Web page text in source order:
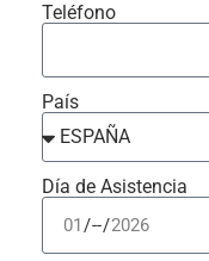
Teléfono
País
Día de Asistencia